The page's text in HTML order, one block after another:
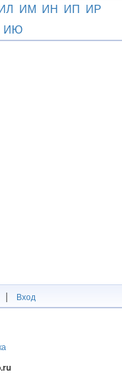
ИМ ИН ИП ИР
ИЮ
| Вход